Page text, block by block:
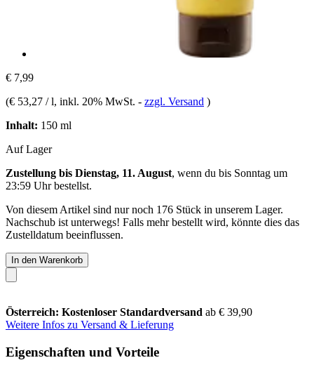
€ 7,99
(€ 53,27 / l, inkl. 20% MwSt. - zzgl. Versand )
Inhalt: 150 ml
Auf Lager
Zustellung bis Dienstag, 11. August, wenn du bis Sonntag um
23:59 Uhrbestellst.
Von diesem Artikel sind nur noch 176 Stück in unserem Lager.
Nachschub ist unterwegs! Falls mehr bestellt wird, könnte dies das
Zustelldatum beeinflussen.
In den Warenkorb
Österreich: Kostenloser Standardversand ab € 39,90
Weitere Infos zu Versand & Lieferung
Eigenschaften und Vorteile